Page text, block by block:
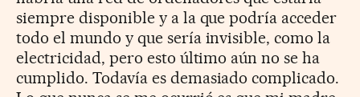
siempre disponible y a la que podría acceder
todo el mundo y que sería invisible, como la
electricidad, pero esto último aún no se ha
cumplido. Todavía es demasiado complicado.